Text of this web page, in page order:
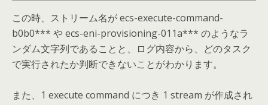
この時、ストリーム名が ecs-execute-command-
b0b0*** や ecs-eni-provisioning-011a*** のようなラ
ンダム文字列であることと、ログ内容から、どのタスク
で実行されたか判断できないことがわかります。
また、1 execute command につき 1 stream が作成され